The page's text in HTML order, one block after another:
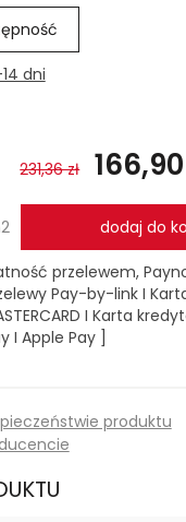
dni
231,36 zł
dodaj do
przelewem,
Pay-by-link I
I Karta
I Apple Pay ]
produktu